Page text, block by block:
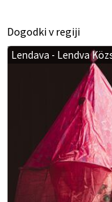
Dogodki v regiji
Lendava - Lendva